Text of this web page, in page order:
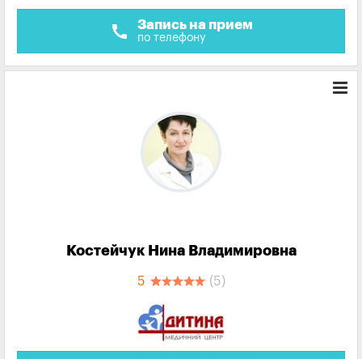
call Запись на прием
по телефону
Костейчук Нина Владимировна
5 (5)